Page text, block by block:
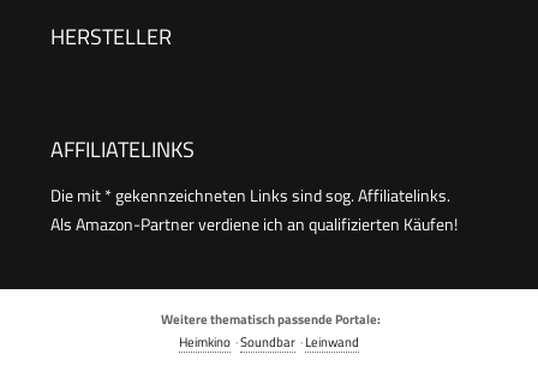
180 ° Drehung für HDMI/Tv Stick/USB/Laptop,
HERSTELLER
AFFILIATELINKS
Die mit * gekennzeichneten Links sind sog. Affiliatelinks.
Als Amazon-Partner verdiene ich an qualifizierten Käufen!
Weitere thematisch passende Portale:
Heimkino ·Soundbar ·Leinwand